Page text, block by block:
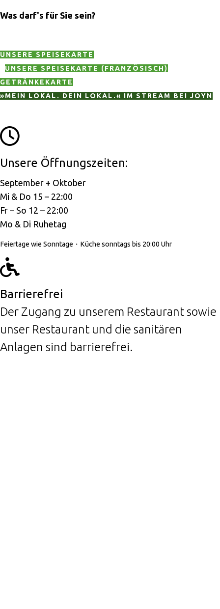
Was darf's für Sie sein?
UNSERE SPEISEKARTE
UNSERE SPEISEKARTE (FRANZÖSISCH)
GETRÄNKEKARTE
»MEIN LOKAL. DEIN LOKAL.« IM STREAM BEI JOYN
Unsere Öffnungszeiten:
September + Oktober
Mi & Do 15 – 22:00
Fr – So 12 – 22:00
Mo & Di Ruhetag
Feiertage wie Sonntage・Küche sonntags bis 20:00 Uhr
Barrierefrei
Der Zugang zu unserem Restaurant sowie
unser Restaurant und die sanitären
Anlagen sind barrierefrei.